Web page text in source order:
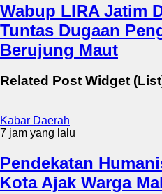
Wabup LIRA Jatim
Tuntas Dugaan
Berujung Maut
Related Post Widget
Kabar Daerah
7 jam yang lalu
Pendekatan
Kota Ajak Warga